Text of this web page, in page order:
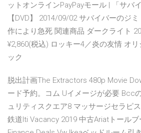
ットオンラインPayPayモール | 「サバ
【DVD】 2014/09/02 サバイバーのジ
作により急死 関連商品 ダークライト
¥2,860(税込) ロッキー4／炎の友情 オ
ック
脱出計画The Extractors 480p Movie
ード予約。コム Uイメージが必要 Bcc
ュリティスクエア8 マッサージセラピ
鉄道Iti Vacancy 2019 中古Ariatトール